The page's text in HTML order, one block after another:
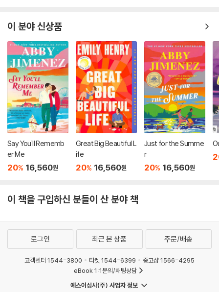
이 분야 신상품
Say You'll Rememb
er Me
20% 16,560원
Great Big Beautiful L
ife
20% 16,560원
Just for the Summe
r
20% 16,560원
이 책을 구입하신 분들이 산 분야 책
로그인 최근 본 상품 주문/배송
고객센터 1544-3800 티켓 1544-6399
중고샵 1566-4295
eBook 1:1문의/채팅상담
예스이십사(주) 사업자 정보